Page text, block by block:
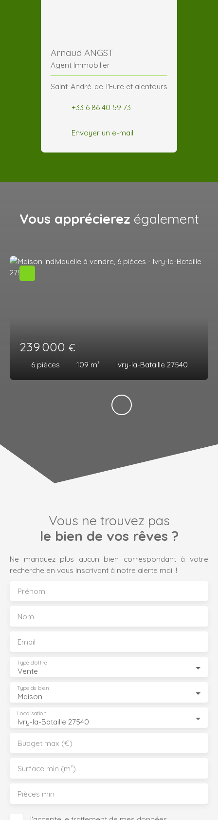
Arnaud ANGST
Agent Immobilier
Saint-André-de-l'Eure et alentours
+33 6 86 40 59 73
Envoyer un e-mail
Vous apprécierez également
239 000 €
6 pièces 109 m² Ivry-la-Bataille 27540
Vous ne trouvez pas
le bien de vos rêves ?
Ne manquez plus aucun bien correspondant à votre
recherche en vous inscrivant à notre alerte mail !
Prénom
Nom
Email
Vente
Type d'offre
Maison
Type de bien
Ivry-la-Bataille 27540
Localisation
Budget max (€)
Surface min (m²)
Pièces min